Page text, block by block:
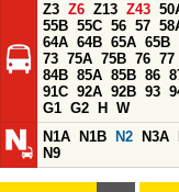
Z3 Z6 Z13 Z43
55B 55C 56 57
64A 64B 65A 65B
73 75A 75B 76 77
84B 85A 85B 86
91C 92A 92B 93
G1 G2 H
W
N1A
N1B N2 N3A
N9